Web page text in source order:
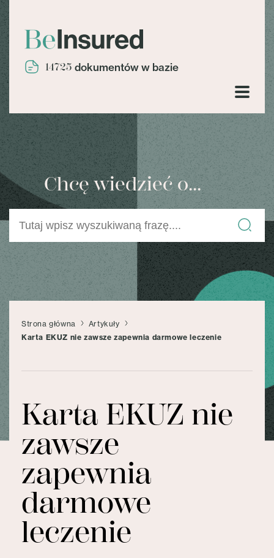
14725 dokumentów w bazie
Chcę wiedzieć o...
Strona główna
Artykuły
Karta EKUZ nie zawsze zapewnia darmowe leczenie
Karta EKUZ nie
zawsze
zapewnia
darmowe
leczenie